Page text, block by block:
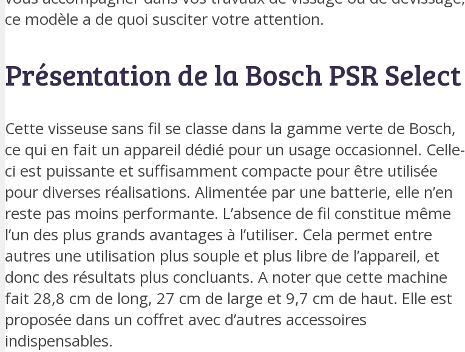
ce modèle a de quoi susciter votre attention.
Présentation de la Bosch PSR Select
Cette visseuse sans fil se classe dans la gamme verte de Bosch,
ce qui en fait un appareil dédié pour un usage occasionnel. Celle-
ci est puissante et suffisamment compacte pour être utilisée
pour diverses réalisations. Alimentée par une batterie, elle n’en
reste pas moins performante. L’absence de fil constitue même
l’un des plus grands avantages à l’utiliser. Cela permet entre
autres une utilisation plus souple et plus libre de l’appareil, et
donc des résultats plus concluants. A noter que cette machine
fait 28,8 cm de long, 27 cm de large et 9,7 cm de haut. Elle est
proposée dans un coffret avec d’autres accessoires
indispensables.